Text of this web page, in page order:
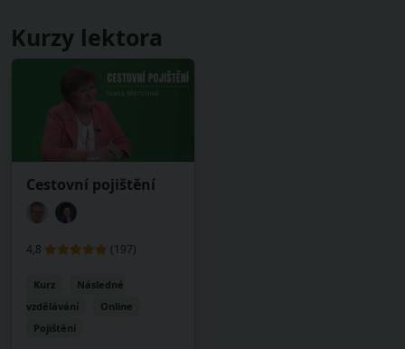
Kurzy lektora
Cestovní pojištění
4,8 (197)
Kurz
Následné
vzdělávání
Online
Pojištění